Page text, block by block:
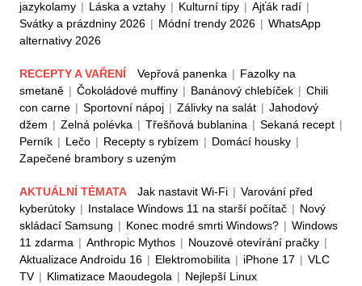
jazykolamy | Láska a vztahy | Kulturní tipy | Ajťák radí |
Svátky a prázdniny 2026 | Módní trendy 2026 | WhatsApp
alternativy 2026
RECEPTY A VAŘENÍ Vepřová panenka | Fazolky na
smetaně | Čokoládové muffiny | Banánový chlebíček | Chili
con carne | Sportovní nápoj | Zálivky na salát | Jahodový
džem | Zelná polévka | Třešňová bublanina | Sekaná recept |
Perník | Lečo | Recepty s rybízem | Domácí housky |
Zapečené brambory s uzeným
AKTUÁLNÍ TÉMATA Jak nastavit Wi-Fi | Varování před
kyberútoky | Instalace Windows 11 na starší počítač | Nový
skládací Samsung | Konec modré smrti Windows? | Windows
11 zdarma | Anthropic Mythos | Nouzové otevírání pračky |
Aktualizace Androidu 16 | Elektromobilita | iPhone 17 | VLC
TV | Klimatizace Maoudegola | Nejlepší Linux